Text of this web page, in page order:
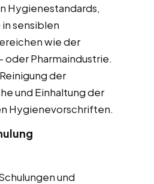
Hygienestandards,
sensiblen
wie der
Pharmaindustrie.
der
und Einhaltung der
Hygienevorschriften.
und